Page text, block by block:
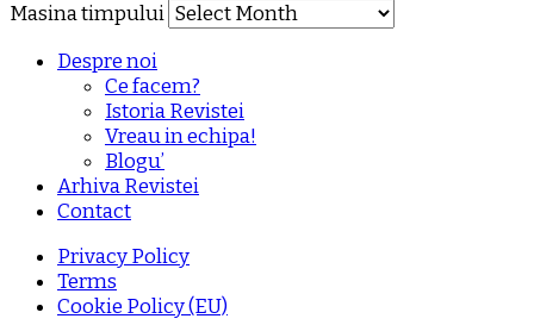
Masina timpului
Despre noi
Ce facem?
Istoria Revistei
Vreau in echipa!
Blogu’
Arhiva Revistei
Contact
Privacy Policy
Terms
Cookie Policy (EU)